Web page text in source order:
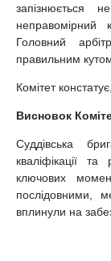
запізнюється
Головний
правильним
Комітет
Висновок
Суддівська
кваліфікації
ключових
послідовними,
вплинули на